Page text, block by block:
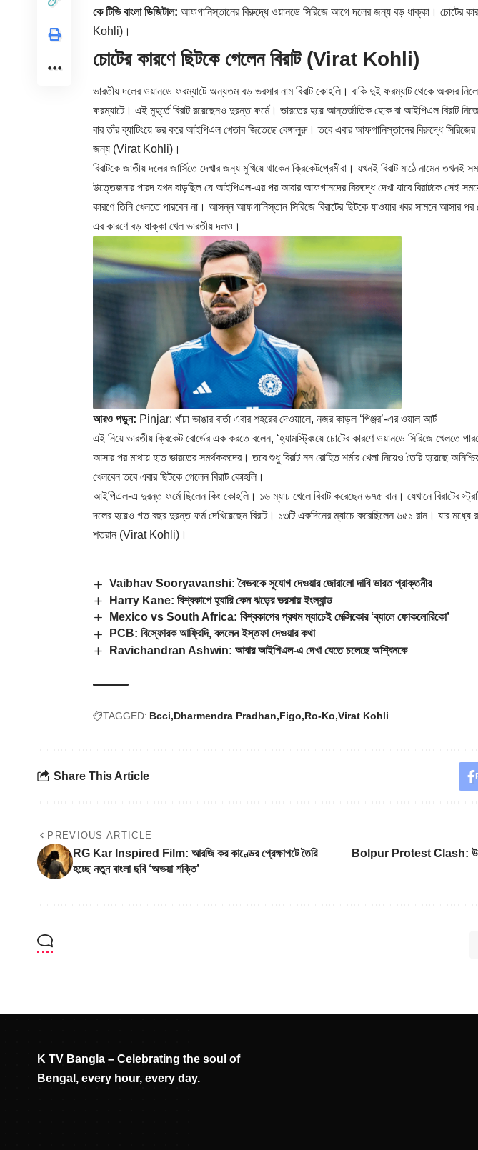
কে টিভি বাংলা ডিজিটাল: আফগানিস্তানের বিরুদ্ধে ওয়ানডে সিরিজে আগে দলের জন্য বড় ধাক্কা। চোটের
Kohli)।
চোটের কারণে ছিটকে গেলেন বিরাট (Virat Kohli)
ভারতীয় দলের ওয়ানডে ফরম্যাটে অন্যতম বড় ভরসার নাম বিরাট কোহলি। বাকি দুই ফরম্যাট থেকে অবসর
ফরম্যাটে। এই মুহূর্তে বিরাট রয়েছেনও দুরন্ত ফর্মে। ভারতের হয়ে আন্তর্জাতিক হোক বা আইপিএল বিরাট
বার তাঁর ব্যাটিংয়ে ভর করে আইপিএল খেতাব জিতেছে বেঙ্গালুরু। তবে এবার আফগানিস্তানের বিরুদ্ধে
জন্য (Virat Kohli)।
বিরাটকে জাতীয় দলের জার্সিতে দেখার জন্য মুখিয়ে থাকেন ক্রিকেটপ্রেমীরা। যখনই বিরাট মাঠে নামেন তখনই
উত্তেজনার পারদ যখন বাড়ছিল যে আইপিএল-এর পর আবার আফগানদের বিরুদ্ধে দেখা যাবে বিরাটকে সেই
কারণে তিনি খেলতে পারবেন না। আসন্ন আফগানিস্তান সিরিজে বিরাটের ছিটকে যাওয়ার খবর সামনে আসার
এর কারণে বড় ধাক্কা খেল ভারতীয় দলও।
আরও পড়ুন: Pinjar: খাঁচা ভাঙার বার্তা এবার শহরের দেওয়ালে, নজর কাড়ল ‘পিঞ্জর’-এর ওয়াল আর্ট
এই নিয়ে ভারতীয় ক্রিকেট বোর্ডের এক করতে বলেন, ‘হ্যামস্ট্রিংয়ে চোটের কারণে ওয়ানডে সিরিজে খেলতে
আসার পর মাথায় হাত ভারতের সমর্থককদের। তবে শুধু বিরাট নন রোহিত শর্মার খেলা নিয়েও তৈরি হয়েছে
খেলবেন তবে এবার ছিটকে গেলেন বিরাট কোহলি।
আইপিএল-এ দুরন্ত ফর্মে ছিলেন কিং কোহলি। ১৬ ম্যাচ খেলে বিরাট করেছেন ৬৭৫ রান। যেখানে বিরাটের
দলের হয়েও গত বছর দুরন্ত ফর্ম দেখিয়েছেন বিরাট। ১৩টি একদিনের ম্যাচে করেছিলেন ৬৫১ রান। যার মধ্যে
শতরান (Virat Kohli)।
Vaibhav Sooryavanshi: বৈভবকে সুযোগ দেওয়ার জোরালো দাবি ভারত প্রাক্তনীর
Harry Kane: বিশ্বকাপে হ্যারি কেন ঝড়ের ভরসায় ইংল্যান্ড
Mexico vs South Africa: বিশ্বকাপের প্রথম ম্যাচেই মেক্সিকোর ‘ব্যালে ফোকলোরিকো’
PCB: বিস্ফোরক আফ্রিদি, বললেন ইস্তফা দেওয়ার কথা
Ravichandran Ashwin: আবার আইপিএল-এ দেখা যেতে চলেছে অশ্বিনকে
TAGGED: Bcci Dharmendra Pradhan Figo Ro-Ko Virat Kohli
Share This Article
PREVIOUS ARTICLE
RG Kar Inspired Film: আরজি কর কাণ্ডের প্রেক্ষাপটে তৈরি
হচ্ছে নতুন বাংলা ছবি ‘অভয়া শক্তি’
Bolpur Protest Clash:
K TV Bangla – Celebrating the soul of
Bengal, every hour, every day.